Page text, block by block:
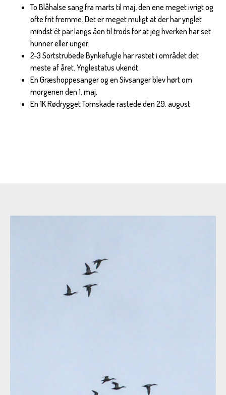
To Blåhalse sang fra marts til maj, den ene meget ivrigt og
ofte frit fremme. Det er meget muligt at der har ynglet
mindst ét par langs åen til trods for at jeg hverken har set
hunner eller unger.
2-3 Sortstrubede Bynkefugle har rastet i området det
meste af året. Ynglestatus ukendt.
En Græshoppesanger og en Sivsanger blev hørt om
morgenen den 1. maj.
En 1K Rødrygget Tornskade rastede den 29. august